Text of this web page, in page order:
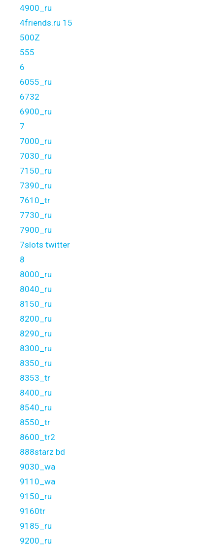
4900_ru
4friends.ru 15
500Z
555
6
6055_ru
6732
6900_ru
7
7000_ru
7030_ru
7150_ru
7390_ru
7610_tr
7730_ru
7900_ru
7slots twitter
8
8000_ru
8040_ru
8150_ru
8200_ru
8290_ru
8300_ru
8350_ru
8353_tr
8400_ru
8540_ru
8550_tr
8600_tr2
888starz bd
9030_wa
9110_wa
9150_ru
9160tr
9185_ru
9200_ru